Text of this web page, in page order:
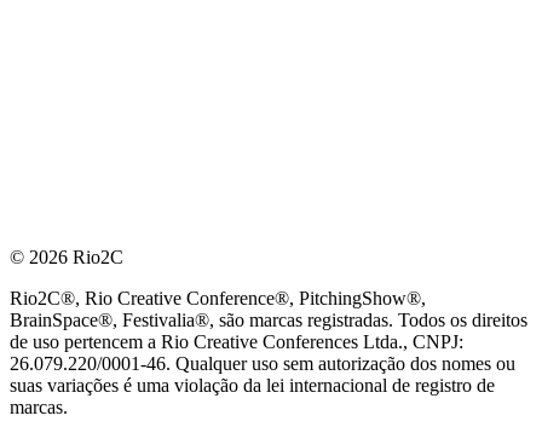
© 2026 Rio2C
Rio2C®, Rio Creative Conference®, PitchingShow®,
BrainSpace®, Festivalia®, são marcas registradas. Todos os direitos
de uso pertencem a Rio Creative Conferences Ltda., CNPJ:
26.079.220/0001-46. Qualquer uso sem autorização dos nomes ou
suas variações é uma violação da lei internacional de registro de
marcas.